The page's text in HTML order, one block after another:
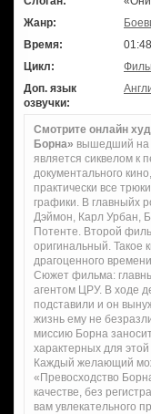
Жанр:
Время:
Цикл:
Доп. язык
озвучки:
Смотрите онлайн
Борна» вышедший на
является сиквелом к
документального
практически все
графики. В главныйх
Дэймон, Карл Урбан,
Потенте. Второй
оригинальный. Такое
драгоценного
Сюжет фильма:
агентом ЦРУ. В ходе
подставили и он
жизнь ему не
миссию Борна
характерных для этой
Каждый желающий
«Превосходство
качестве, без
вам увлекательного